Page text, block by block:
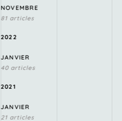
NOVEMBRE
81 articles
2022
JANVIER
40 articles
2021
JANVIER
21 articles